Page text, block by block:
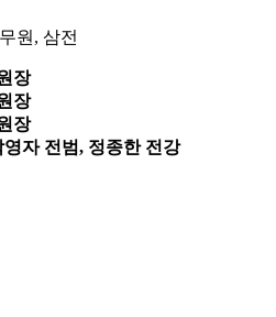
원, 삼전
장
장
장
자 전범, 정종한 전강